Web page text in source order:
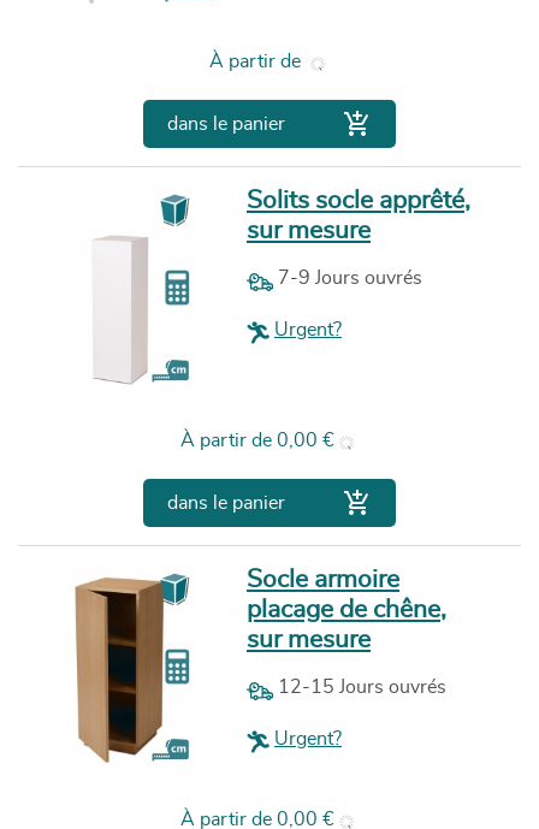
À partir de Prix
dans le panier 
Solits socle apprêté,
sur mesure
7-9 Jours ouvrés
Urgent?
À partir de Prix
0,00 €
dans le panier 
Socle armoire
placage de chêne,
sur mesure
12-15 Jours ouvrés
Urgent?
À partir de Prix
0,00 €